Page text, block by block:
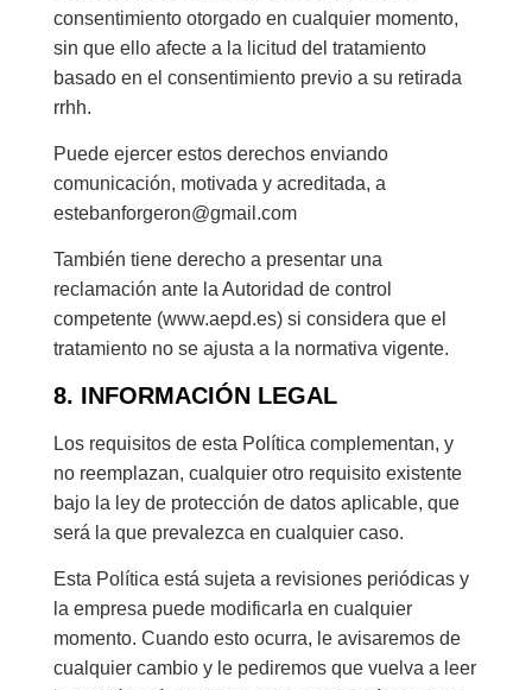
consentimiento otorgado en cualquier momento,
sin que ello afecte a la licitud del tratamiento
basado en el consentimiento previo a su retirada
rrhh.
Puede ejercer estos derechos enviando
comunicación, motivada y acreditada, a
estebanforgeron@gmail.com
También tiene derecho a presentar una
reclamación ante la Autoridad de control
competente (www.aepd.es) si considera que el
tratamiento no se ajusta a la normativa vigente.
8. INFORMACIÓN LEGAL
Los requisitos de esta Política complementan, y
no reemplazan, cualquier otro requisito existente
bajo la ley de protección de datos aplicable, que
será la que prevalezca en cualquier caso.
Esta Política está sujeta a revisiones periódicas y
la empresa puede modificarla en cualquier
momento. Cuando esto ocurra, le avisaremos de
cualquier cambio y le pediremos que vuelva a leer